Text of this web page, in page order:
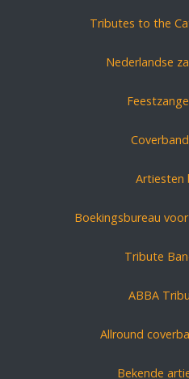
Tributes to the
Nederlandse
Artiesten
Boekingsbureau
Tribute
ABBA
Allround
Bekende